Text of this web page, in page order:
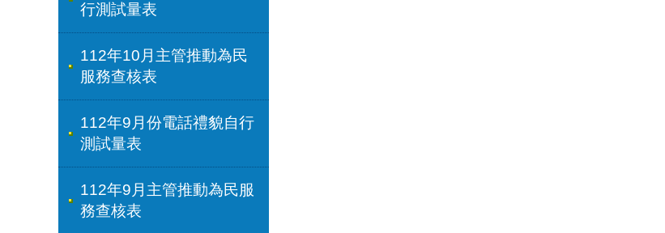
行測試量表
112年10月主管推動為民
服務查核表
112年9月份電話禮貌自行
測試量表
112年9月主管推動為民服
務查核表